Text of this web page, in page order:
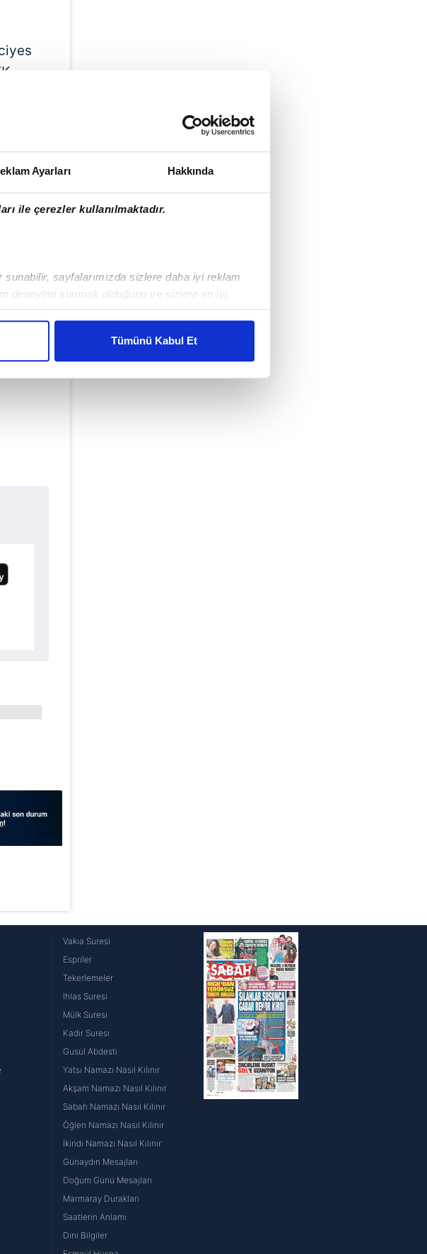
Ayarları Hakkında
ile çerezler kullanılmaktadır.
sayfalarımızda sizlere daha iyi reklam
deneyimi sunmak olduğunu ve sizlere en iyi
reklamların maliyetlerimizi karşılamak
hedefli reklamlar gösterilmeyecektir."
üçüncü kişilere ait çerezler kullanılmaktadır. Bu
dahilinde kullanılacaktır.
Metnimizi okumak ve sitemizde ilgili
Tümünü Kabul Et
Vakıa Suresi
Espriler
Tekerlemeler
İhlas Suresi
Mülk Suresi
Kadir Suresi
Gusül Abdesti
Yatsı Namazı Nasıl Kılınır
Akşam Namazı Nasıl Kılınır
Sabah Namazı Nasıl Kılınır
Öğlen Namazı Nasıl Kılınır
İkindi Namazı Nasıl Kılınır
Günaydın Mesajları
Doğum Günü Mesajları
Marmaray Durakları
Saatlerin Anlamı
Dini Bilgiler